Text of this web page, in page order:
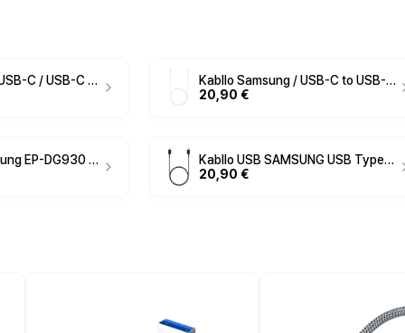
Kabllo Samsung USB-C / USB-C EP-DA705BBEGWW / 1m / 25W / USB 2.0 - Zezë
Kabllo Samsung / USB-C to USB-C Cable / EP-DX510 / 5A / 1.8m - Bardhë
20,90 €
Kabllo USB Samsung EP-DG930 USB-A to USB-C Cable 1.5m – Zezë
Kabllo USB SAMSUNG USB Type-C në USB Type-C EP-DA70 – Zezë
20,90 €